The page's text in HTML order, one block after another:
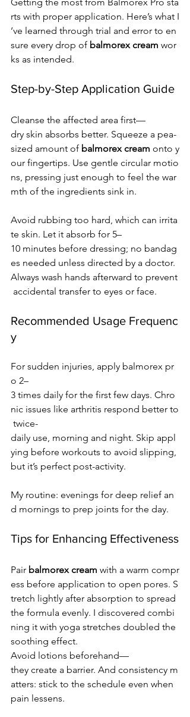
rts with proper application. Here’s what I
’ve learned through trial and error to en
sure every drop of balmorex cream wor
ks as intended.
Step-by-Step Application Guide
Cleanse the affected area first—
dry skin absorbs better. Squeeze a pea-
sized amount of balmorex cream onto y
our fingertips. Use gentle circular motio
ns, pressing just enough to feel the war
mth of the ingredients sink in.
Avoid rubbing too hard, which can irrita
te skin. Let it absorb for 5–
10 minutes before dressing; no bandag
es needed unless directed by a doctor.
Always wash hands afterward to prevent
accidental transfer to eyes or face.
Recommended Usage Frequenc
y
For sudden injuries, apply balmorex pr
o 2–
3 times daily for the first few days. Chro
nic issues like arthritis respond better to
twice-
daily use, morning and night. Skip appl
ying before workouts to avoid slipping,
but it’s perfect post-activity.
My routine: evenings for deep relief an
d mornings to prep joints for the day.
Tips for Enhancing Effectiveness
Pair balmorex cream with a warm compr
ess before application to open pores. S
tretch lightly after absorption to spread
the formula evenly. I discovered combi
ning it with yoga stretches doubled the
soothing effect.
Avoid lotions beforehand—
they create a barrier. And consistency m
atters: stick to the schedule even when
pain lessens.